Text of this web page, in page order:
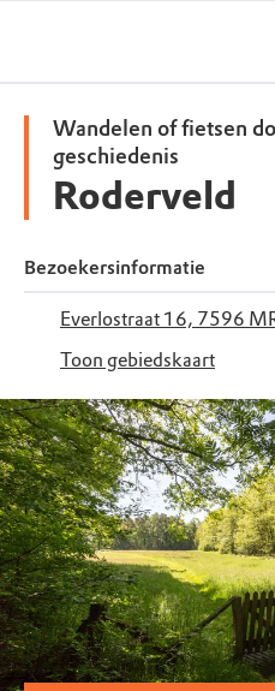
Wandelen of fietsen
geschiedenis
Roderveld
Bezoekersinformatie
Everlostraat 16, 7596
Toon gebiedskaart